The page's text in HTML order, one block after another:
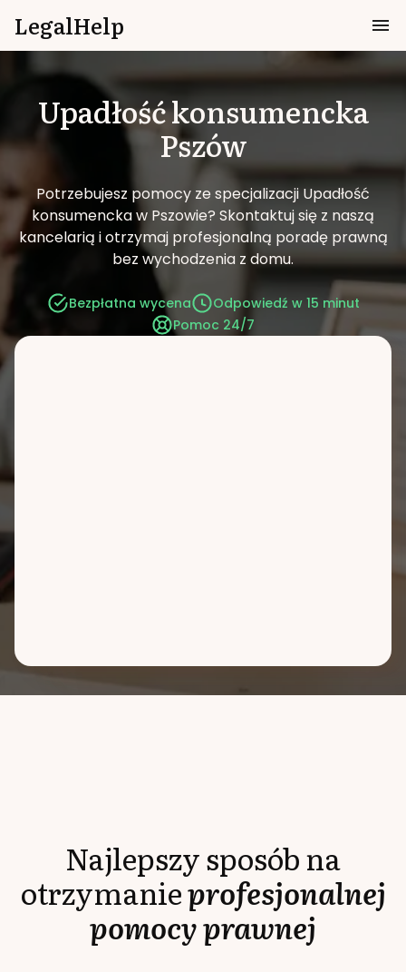
LegalHelp
Upadłość konsumencka
Pszów
Potrzebujesz pomocy ze specjalizacji Upadłość
konsumencka w Pszowie? Skontaktuj się z naszą
kancelarią i otrzymaj profesjonalną poradę prawną
bez wychodzenia z domu.
Bezpłatna wycena
Odpowiedź w 15 minut
Pomoc 24/7
Najlepszy sposób na
otrzymanieprofesjonalnej
pomocy prawnej